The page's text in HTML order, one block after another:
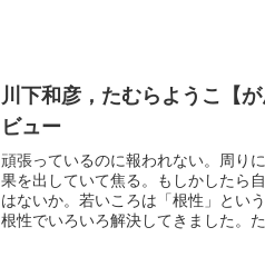
川下和彦，たむらようこ【
ビュー
頑張っているのに報われない。周り
果を出していて焦る。もしかしたら
はないか。若いころは「根性」とい
根性でいろいろ解決してきました。